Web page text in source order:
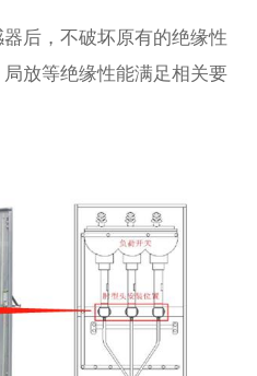
后，不破坏原有的绝缘性
放等绝缘性能满足相关要